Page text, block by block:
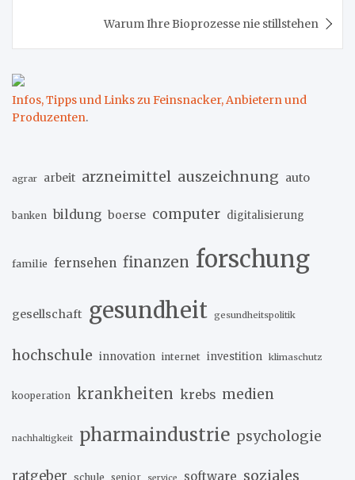
Warum Ihre Bioprozesse nie stillstehen
Infos, Tipps und Links zu Feinsnacker, Anbietern und
Produzenten.
agrar arbeit arzneimittel auszeichnung auto
banken bildung boerse computer digitalisierung
familie fernsehen finanzen forschung
gesellschaft gesundheit gesundheitspolitik
hochschule innovation internet investition klimaschutz
kooperation krankheiten krebs medien
nachhaltigkeit pharmaindustrie psychologie
ratgeber schule senior service software soziales